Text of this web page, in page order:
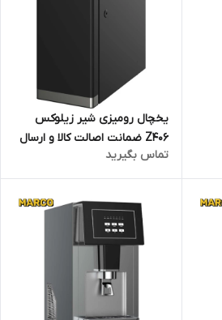
یخچال رومیزی شیر زیلوکس
Z406 ضمانت اصالت کالا و ارسال
تجارت
تماس بگیرید